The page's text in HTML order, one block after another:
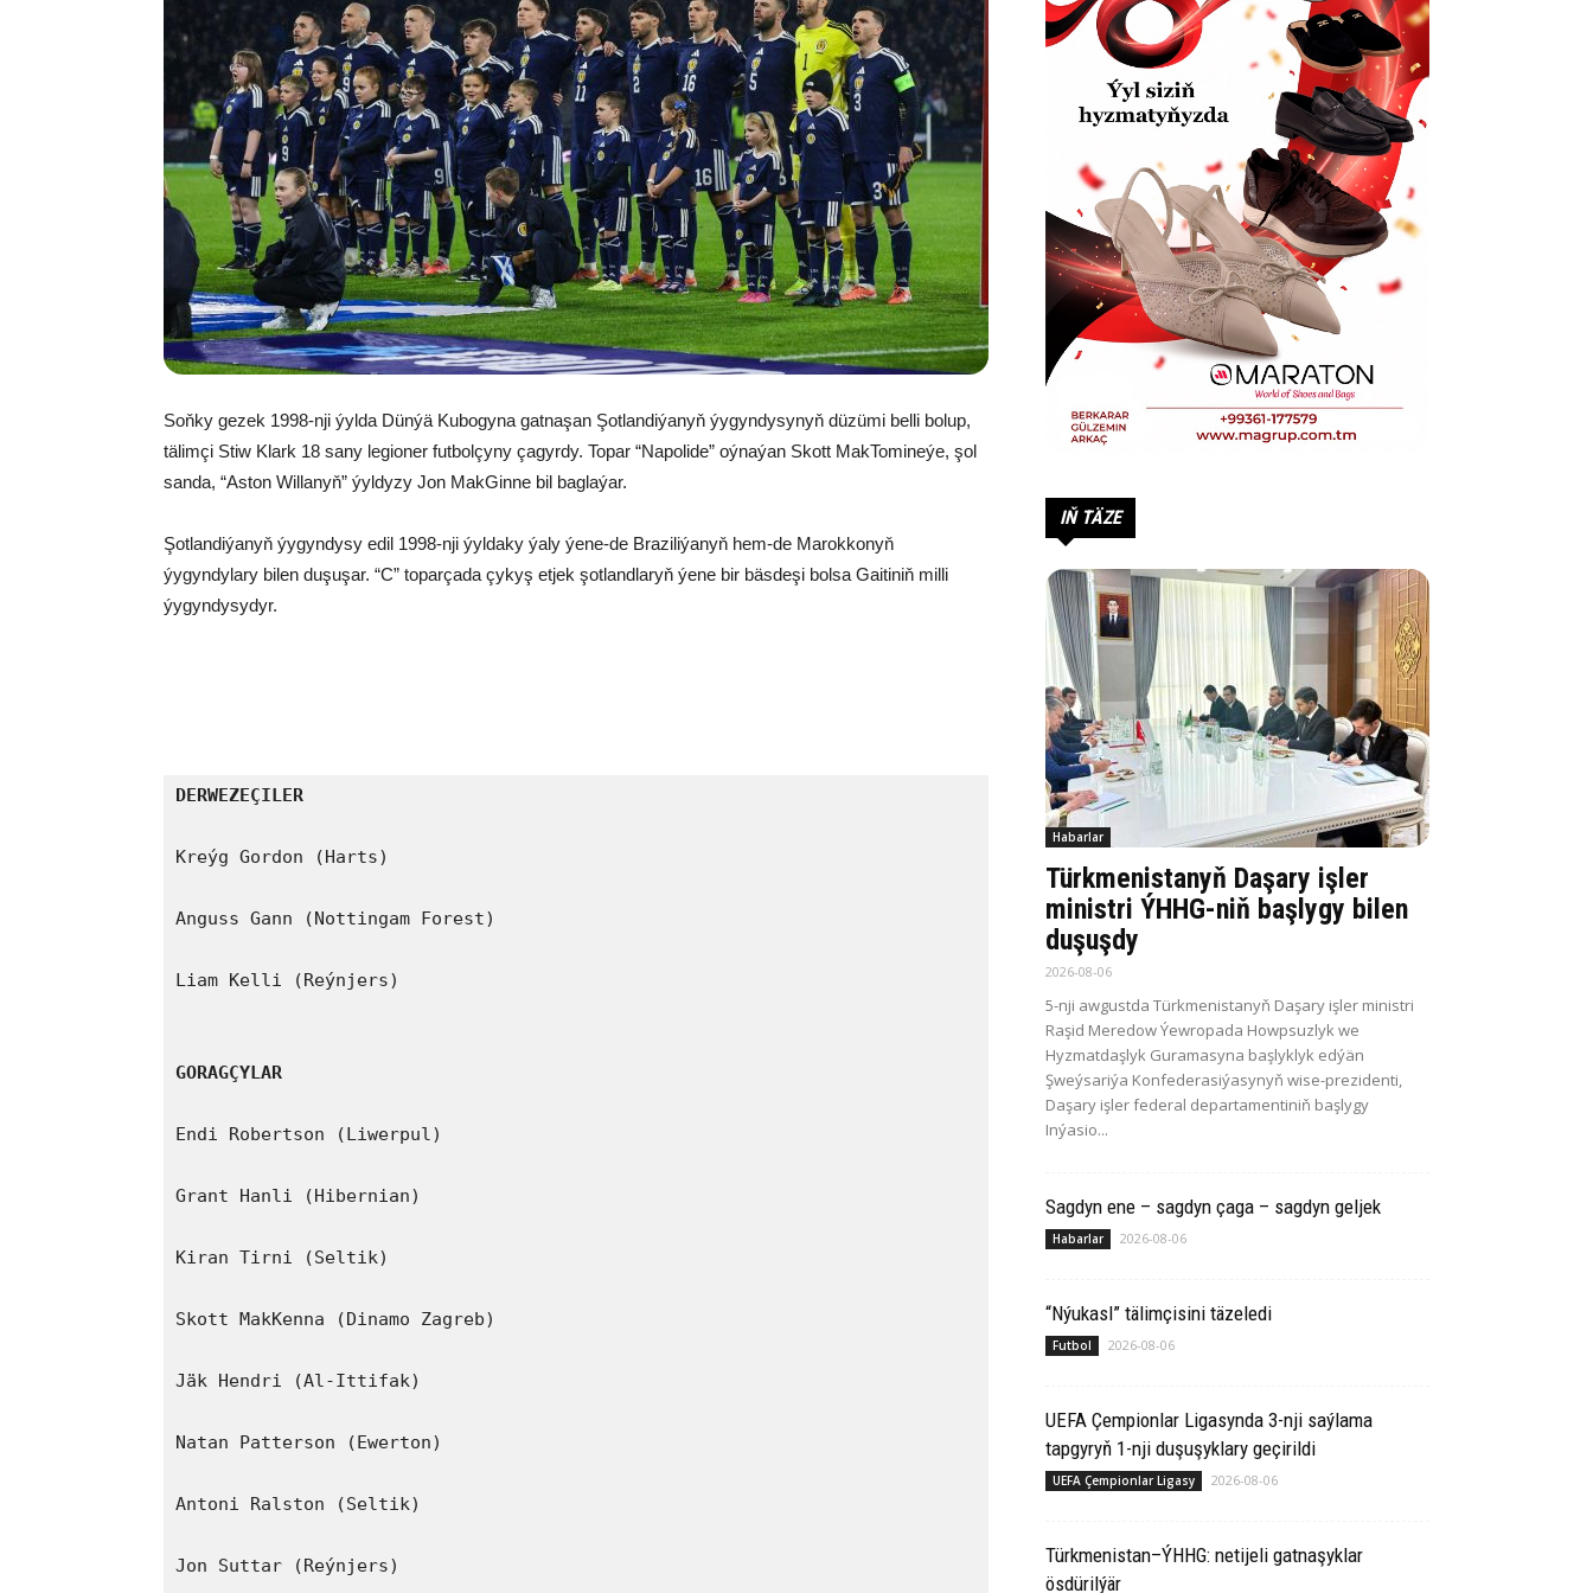
Soňky gezek 1998-nji ýylda Dünýä Kubogyna gatnaşan Şotlandiýanyň ýygyndysynyň düzümi belli bolup,
tälimçi Stiw Klark 18 sany legioner futbolçyny çagyrdy. Topar “Napolide” oýnaýan Skott MakTomineýe, şol
sanda, “Aston Willanyň” ýyldyzy Jon MakGinne bil baglaýar.
Şotlandiýanyň ýygyndysy edil 1998-nji ýyldaky ýaly ýene-de Braziliýanyň hem-de Marokkonyň
ýygyndylary bilen duşuşar. “C” toparçada çykyş etjek şotlandlaryň ýene bir bäsdeşi bolsa Gaitiniň milli
ýygyndysydyr.
DERWEZEÇILER
Kreýg Gordon (Harts)
Anguss Gann (Nottingam Forest)
Liam Kelli (Reýnjers)
GORAGÇYLAR
Endi Robertson (Liwerpul)
Grant Hanli (Hibernian)
Kiran Tirni (Seltik)
Skott MakKenna (Dinamo Zagreb)
Jäk Hendri (Al-Ittifak)
Natan Patterson (Ewerton)
Antoni Ralston (Seltik)
Jon Suttar (Reýnjers)
IŇ TÄZE
Habarlar
Türkmenistanyň Daşary işler
ministri ÝHHG-niň başlygy bilen
duşuşdy
2026-08-06
5-nji awgustda Türkmenistanyň Daşary işler ministri
Raşid Meredow Ýewropada Howpsuzlyk we
Hyzmatdaşlyk Guramasyna başlyklyk edýän
Şweýsariýa Konfederasiýasynyň wise-prezidenti,
Daşary işler federal departamentiniň başlygy
Inýasio...
Sagdyn ene – sagdyn çaga – sagdyn geljek
Habarlar 2026-08-06
“Nýukasl” tälimçisini täzeledi
Futbol 2026-08-06
UEFA Çempionlar Ligasynda 3-nji saýlama
tapgyryň 1-nji duşuşyklary geçirildi
UEFA Çempionlar Ligasy 2026-08-06
Türkmenistan–ÝHHG: netijeli gatnaşyklar
ösdürilýär